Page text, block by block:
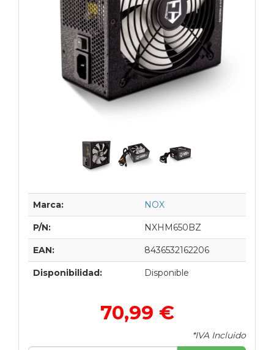
Marca: NOX
P/N: NXHM650BZ
EAN: 8436532162206
Disponibilidad: Disponible
70,99 €
*IVA Incluido